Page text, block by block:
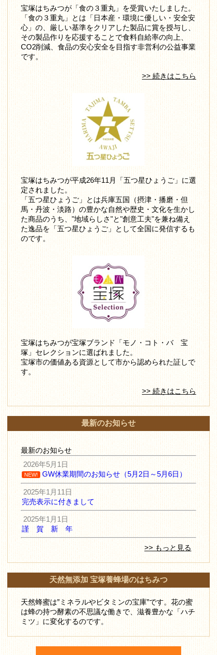
宝塚はちみつが「食の３重丸」を受賞いたしました。
「食の３重丸」とは「日本産・環境に優しい・安全安
心」の、厳しい基準をクリアした製品に賞を授与し、
その製品作りを応援することで食料自給率の向上、
CO2削減、食品の安心安全を目指す非営利の公益事業
です。
>> 続きはこちら
宝塚はちみつが平成26年11月「五つ星ひょうご」に選
定されました。
「五つ星ひょうご」とは兵庫五国（摂津・播磨・但
馬・丹波・淡路）の豊かな自然や歴史・文化を生かし
た商品のうち、"地域らしさ"と"創意工夫"を兼ね備え
た逸品を「五つ星ひょうご」として全国に発信するも
のです。
宝塚はちみつが宝塚ブランド「モノ・コト・バ 宝
塚」セレクションに選ばれました。
宝塚市の価値ある資源として市から認められた証しで
す。
>> 続きはこちら
最新のお知らせ
最新のお知らせ
2026年5月1日
NEW! GW休業期間のお知らせ（5月2日～5月6日）
2025年1月11日
完売表示に付きまして
2025年1月1日
謹 賀 新 年
>> もっと見る
天然無添加 宝塚養蜂場のはちみつ
天然蜂蜜は”ミネラルやビタミンの宝庫”です。花の蜜
は蜂の持つ酵素の不思議な働きで、滋養豊かな「ハチ
ミツ」に変化するのです。